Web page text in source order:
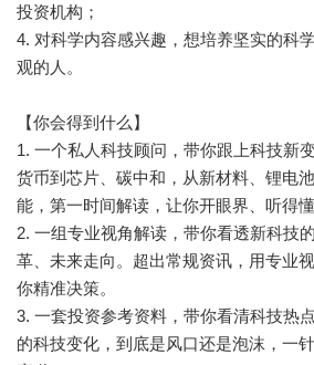
投资机构；
4. 对科学内容感兴趣，想培养坚实的科
观的人。
【你会得到什么】
1. 一个私人科技顾问，带你跟上科技新
货币到芯片、碳中和，从新材料、锂电
能，第一时间解读，让你开眼界、听得懂
2. 一组专业视角解读，带你看透新科技
革、未来走向。超出常规资讯，用专业
你精准决策。
3. 一套投资参考资料，带你看清科技热
的科技变化，到底是风口还是泡沫，一